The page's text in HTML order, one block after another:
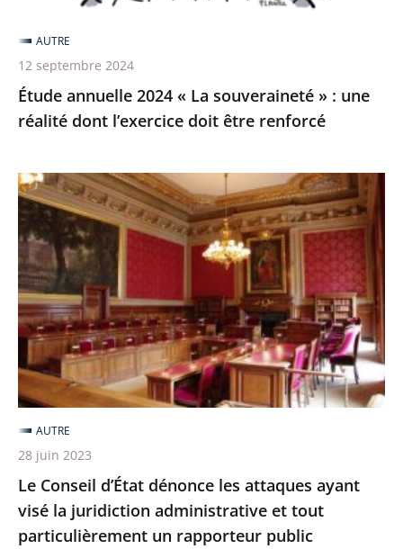
dont
l’exercice
doit
être
Étude annuelle 2024 « La souveraineté » : une
réalité dont l’exercice doit être renforcé
AUTRE
12 septembre 2024
Le
Conseil
d’État
dénonce
les
attaques
ayant
visé
la
juridiction
administrative
et
tout
particulièrement
un
Le Conseil d’État dénonce les attaques ayant
visé la juridiction administrative et tout
particulièrement un rapporteur public
AUTRE
28 juin 2023